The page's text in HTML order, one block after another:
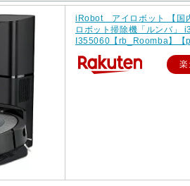
iRobot アイロボット 【国
ロボット掃除機「ルンバ」
I355060【rb_Roomba】【